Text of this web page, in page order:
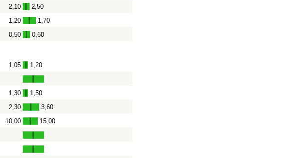
2,10 - 2,50
1,20 - 1,70
0,50 - 0,60
1,05 - 1,20
1,30 - 1,50
2,30 - 3,60
10,00 - 15,00